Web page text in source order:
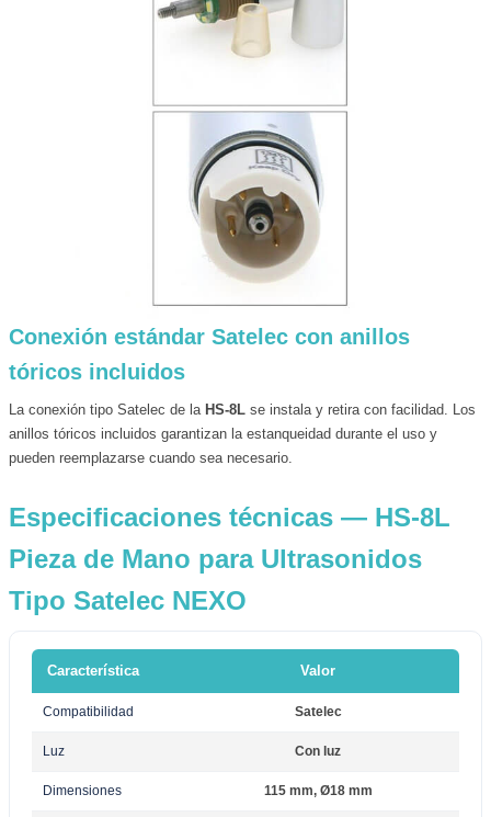
Conexión estándar Satelec con anillos
tóricos incluidos
La conexión tipo Satelec de la HS-8L se instala y retira con facilidad. Los
anillos tóricos incluidos garantizan la estanqueidad durante el uso y
pueden reemplazarse cuando sea necesario.
Especificaciones técnicas — HS-8L
Pieza de Mano para Ultrasonidos
Tipo Satelec NEXO
Característica Valor
Compatibilidad Satelec
Luz Con luz
Dimensiones 115 mm, Ø18 mm